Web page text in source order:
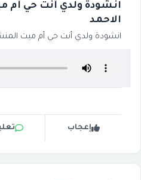
انشودة ولدي أنت حي أم
الاحمد
انشودة ولدي أنت حي أم ميت
إعجاب